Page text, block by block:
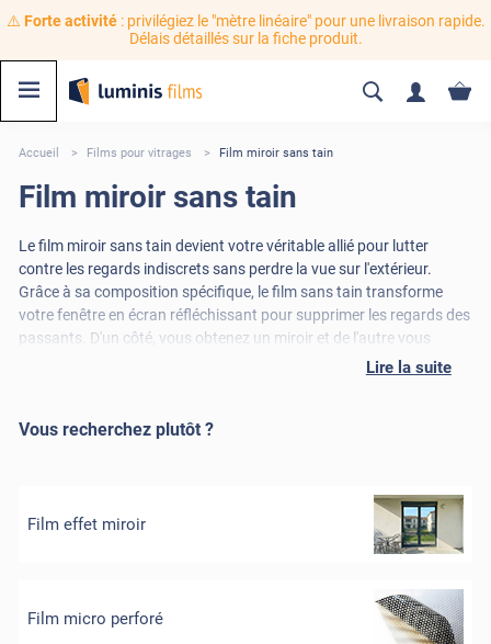
⚠️ Forte activité: privilégiez le "mètre linéaire" pour une livraison rapide.
Délais détaillés sur la fiche produit.
Accueil Films pour vitrages Film miroir sans tain
Film miroir sans tain
Le film miroir sans tain devient votre véritable allié pour lutter
contre les regards indiscrets sans perdre la vue sur l'extérieur.
Grâce à sa composition spécifique, le film sans tain transforme
votre fenêtre en écran réfléchissant pour supprimer les regards des
passants. D'un côté, vous obtenez un miroir et de l'autre vous
conservez la vue à travers le vitrage. Le film miroir sans teint
transformer vos vitrages en miroir sans tain et profiter de votre
Lire la suite
Vous recherchez plutôt ?
Film effet miroir
Film micro perforé